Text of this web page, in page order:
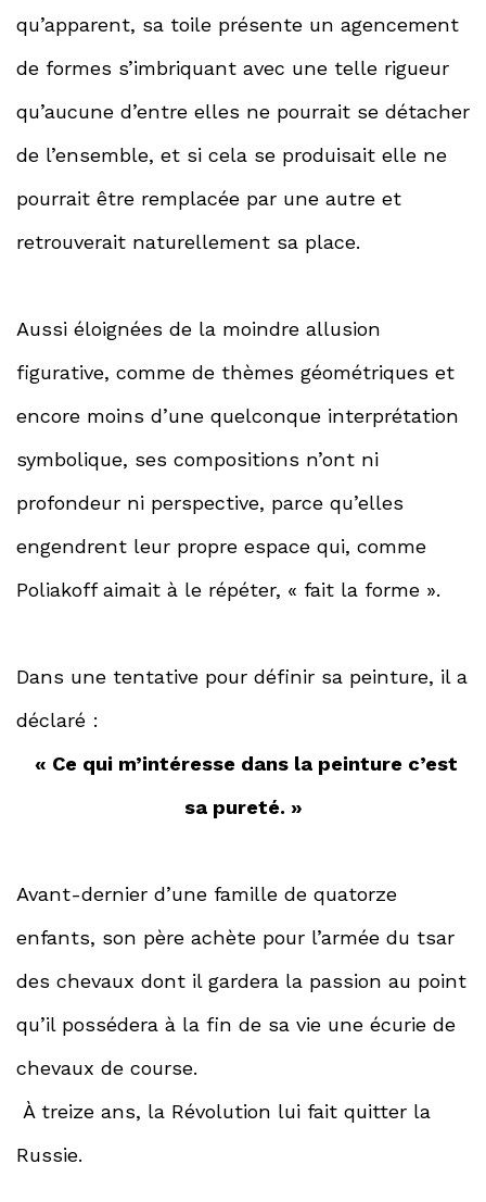
qu’apparent, sa toile présente un agencement
de formes s’imbriquant avec une telle rigueur
qu’aucune d’entre elles ne pourrait se détacher
de l’ensemble, et si cela se produisait elle ne
pourrait être remplacée par une autre et
retrouverait naturellement sa place.
Aussi éloignées de la moindre allusion
figurative, comme de thèmes géométriques et
encore moins d’une quelconque interprétation
symbolique, ses compositions n’ont ni
profondeur ni perspective, parce qu’elles
engendrent leur propre espace qui, comme
Poliakoff aimait à le répéter, « fait la forme ».
Dans une tentative pour définir sa peinture, il a
déclaré :
« Ce qui m’intéresse dans la peinture c’est
sa pureté. »
Avant-dernier d’une famille de quatorze
enfants, son père achète pour l’armée du tsar
des chevaux dont il gardera la passion au point
qu’il possédera à la fin de sa vie une écurie de
chevaux de course.
À treize ans, la Révolution lui fait quitter la
Russie.